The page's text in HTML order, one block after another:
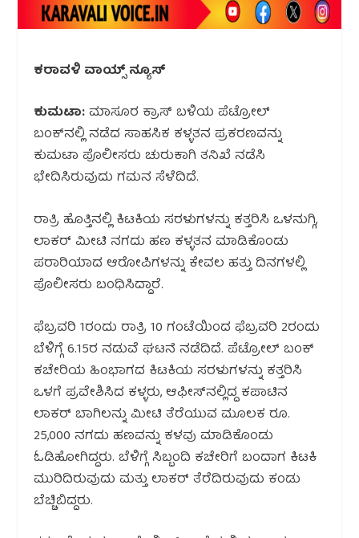
ಕರಾವಳಿ ವಾಯ್ಸ್ ನ್ಯೂಸ್
ಕುಮಟಾ:ಮಾಸೂರ ಕ್ರಾಸ್ ಬಳಿಯ ಪೆಟ್ರೋಲ್
ಬಂಕ್‌ನಲ್ಲಿ ನಡೆದ ಸಾಹಸಿಕ ಕಳ್ಳತನ ಪ್ರಕರಣವನ್ನು
ಕುಮಟಾ ಪೊಲೀಸರು ಚುರುಕಾಗಿ ತನಿಖೆ ನಡೆಸಿ
ಭೇದಿಸಿರುವುದು ಗಮನ ಸೆಳೆದಿದೆ.
ರಾತ್ರಿ ಹೊತ್ತಿನಲ್ಲಿ ಕಿಟಕಿಯ ಸರಳುಗಳನ್ನು ಕತ್ತರಿಸಿ ಒಳನುಗ್ಗಿ,
ಲಾಕರ್ ಮೀಟಿ ನಗದು ಹಣ ಕಳ್ಳತನ ಮಾಡಿಕೊಂಡು
ಪರಾರಿಯಾದ ಆರೋಪಿಗಳನ್ನು ಕೇವಲ ಹತ್ತು ದಿನಗಳಲ್ಲಿ
ಪೊಲೀಸರು ಬಂಧಿಸಿದ್ದಾರೆ.
ಫೆಬ್ರವರಿ 1ರಂದು ರಾತ್ರಿ 10 ಗಂಟೆಯಿಂದ ಫೆಬ್ರವರಿ 2ರಂದು
ಬೆಳಿಗ್ಗೆ 6.15ರ ನಡುವೆ ಘಟನೆ ನಡೆದಿದೆ. ಪೆಟ್ರೋಲ್ ಬಂಕ್
ಕಚೇರಿಯ ಹಿಂಭಾಗದ ಕಿಟಕಿಯ ಸರಳುಗಳನ್ನು ಕತ್ತರಿಸಿ
ಒಳಗೆ ಪ್ರವೇಶಿಸಿದ ಕಳ್ಳರು, ಆಫೀಸ್‌ನಲ್ಲಿದ್ದ ಕಪಾಟಿನ
ಲಾಕರ್ ಬಾಗಿಲನ್ನು ಮೀಟಿ ತೆರೆಯುವ ಮೂಲಕ ರೂ.
25,000 ನಗದು ಹಣವನ್ನು ಕಳವು ಮಾಡಿಕೊಂಡು
ಓಡಿಹೋಗಿದ್ದರು. ಬೆಳಿಗ್ಗೆ ಸಿಬ್ಬಂದಿ ಕಚೇರಿಗೆ ಬಂದಾಗ ಕಿಟಕಿ
ಮುರಿದಿರುವುದು ಮತ್ತು ಲಾಕರ್ ತೆರೆದಿರುವುದು ಕಂಡು
ಬೆಚ್ಚಿಬಿದ್ದರು.